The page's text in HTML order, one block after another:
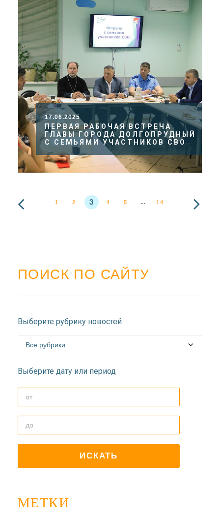
17.06.2025
ПЕРВАЯ РАБОЧАЯ ВСТРЕЧА
ГЛАВЫ ГОРОДА ДОЛГОПРУДНЫЙ
С СЕМЬЯМИ УЧАСТНИКОВ СВО
1 2 3 4 5 … 14
ПОИСК ПО САЙТУ
Выберите рубрику новостей
Выберите дату или период
МЕТКИ